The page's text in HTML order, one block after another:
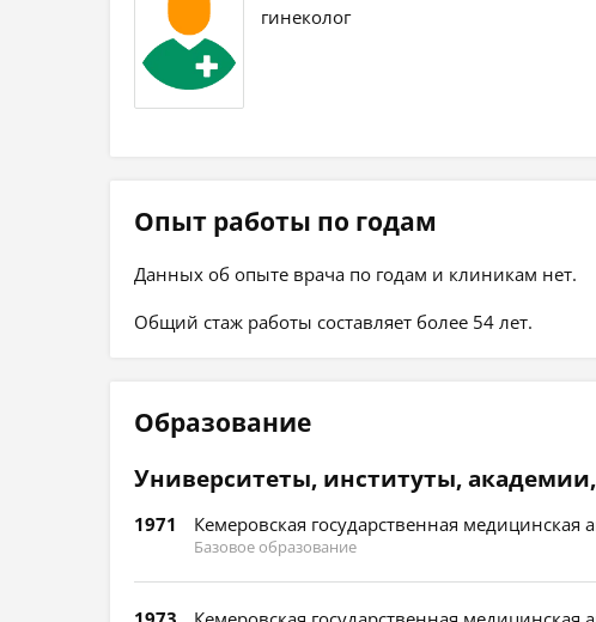
гинеколог
Опыт работы по годам
Данных об опыте врача по годам и клиникам нет.
Общий стаж работы составляет более 54 лет.
Образование
Университеты, институты,
1971 Кемеровская государственная медицинская
Базовое образование